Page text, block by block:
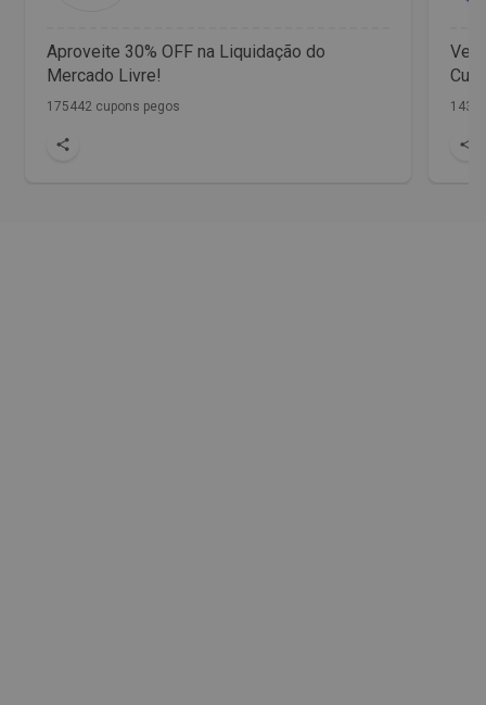
Aproveite 30% OFF na Liquidação do
Mercado Livre!
175442 cupons pegos
Vet
1436